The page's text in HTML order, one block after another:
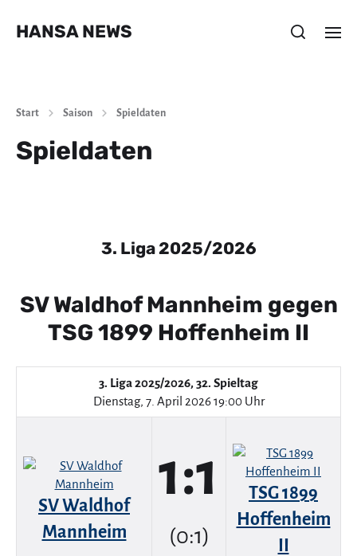
HANSA NEWS
Start Saison Spieldaten
Spieldaten
3. Liga 2025/2026
SV Waldhof Mannheim gegen
TSG 1899 Hoffenheim II
3. Liga 2025/2026, 32. Spieltag
Dienstag, 7. April 2026 19:00 Uhr
SV Waldhof
Mannheim
1:1
(0:1)
TSG 1899
Hoffenheim
II